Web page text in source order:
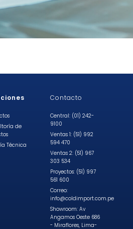
de
Técnica
Contacto
Central: (01) 242-
9100
Ventas 1: (51) 992
594 470
Ventas 2: (51) 967
303 534
Proyectos: (51) 997
561 600
Correo:
info@coldimport.com.pe
Showroom: Av
Angamos Oeste 686
- Miraflores, Lima-